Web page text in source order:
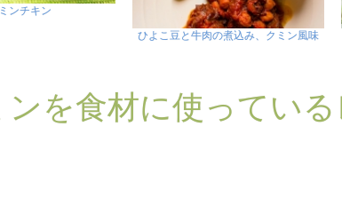
ンチキン
ひよこ豆と牛肉の煮込み、クミン風味
ンを食材に使ってい